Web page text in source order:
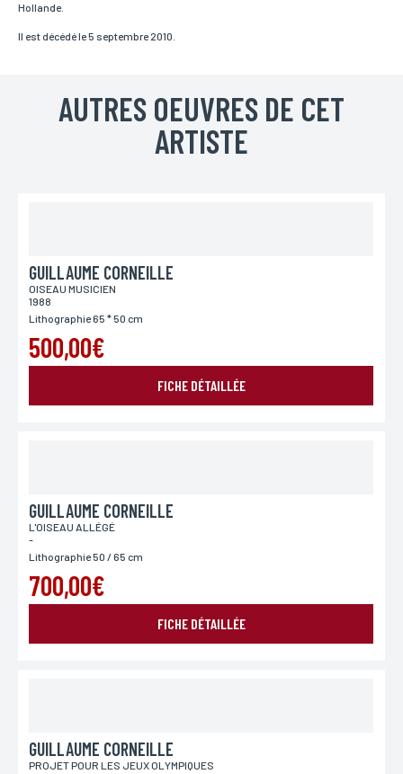
Hollande.
Il est décédé le 5 septembre 2010.
AUTRES OEUVRES DE CET
ARTISTE
GUILLAUME CORNEILLE
OISEAU MUSICIEN
1988
Lithographie 65 * 50 cm
500,00€
FICHE DÉTAILLÉE
GUILLAUME CORNEILLE
L'OISEAU ALLÉGÉ
-
Lithographie 50 / 65 cm
700,00€
FICHE DÉTAILLÉE
GUILLAUME CORNEILLE
PROJET POUR LES JEUX OLYMPIQUES